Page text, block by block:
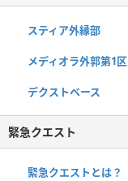
スティア外縁部
メディオラ外郭第1区
デクストベース
緊急クエスト
緊急クエストとは？